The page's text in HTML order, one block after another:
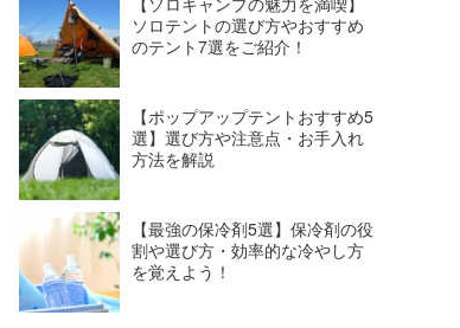
ソロテントの選び方やおすすめ
のテント7選をご紹介！
【ポップアップテントおすすめ5
選】選び方や注意点・お手入れ
方法を解説
【最強の保冷剤5選】保冷剤の役
割や選び方・効率的な冷やし方
を覚えよう！